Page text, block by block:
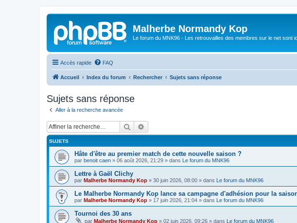
Malherbe Normandy Kop
Le forum du MNK96 - Les retrouvailles des membres sur le net sont
Accès rapide FAQ
Accueil Index du forum Rechercher Sujets sans réponse
Sujets sans réponse
Aller à la recherche avancée
Rechercher
SUJETS
Hâte d'être au premier match de cette nouvelle saison ?
par benoit caen » 06 août 2026, 21:29 » dans Le forum du MNK96
Lettre à Gaël Clichy
par Malherbe Normandy Kop » 30 juin 2026, 08:00 » dans Le forum du MNK96
Le Malherbe Normandy Kop lance sa campagne d'adhésion pour la
par Malherbe Normandy Kop » 17 juin 2026, 21:04 » dans Le forum du MNK96
Tournoi des 30 ans
par Malherbe Normandy Kop » 02 juin 2026, 09:26 » dans Le forum du MNK96